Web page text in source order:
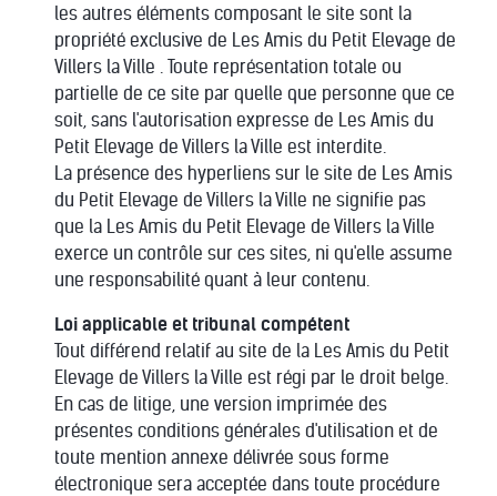
les autres éléments composant le site sont la
propriété exclusive de Les Amis du Petit Elevage de
Villers la Ville . Toute représentation totale ou
partielle de ce site par quelle que personne que ce
soit, sans l'autorisation expresse de Les Amis du
Petit Elevage de Villers la Ville est interdite.
La présence des hyperliens sur le site de Les Amis
du Petit Elevage de Villers la Ville ne signifie pas
que la Les Amis du Petit Elevage de Villers la Ville
exerce un contrôle sur ces sites, ni qu'elle assume
une responsabilité quant à leur contenu.
Loi applicable et tribunal compétent
Tout différend relatif au site de la Les Amis du Petit
Elevage de Villers la Ville est régi par le droit belge.
En cas de litige, une version imprimée des
présentes conditions générales d'utilisation et de
toute mention annexe délivrée sous forme
électronique sera acceptée dans toute procédure